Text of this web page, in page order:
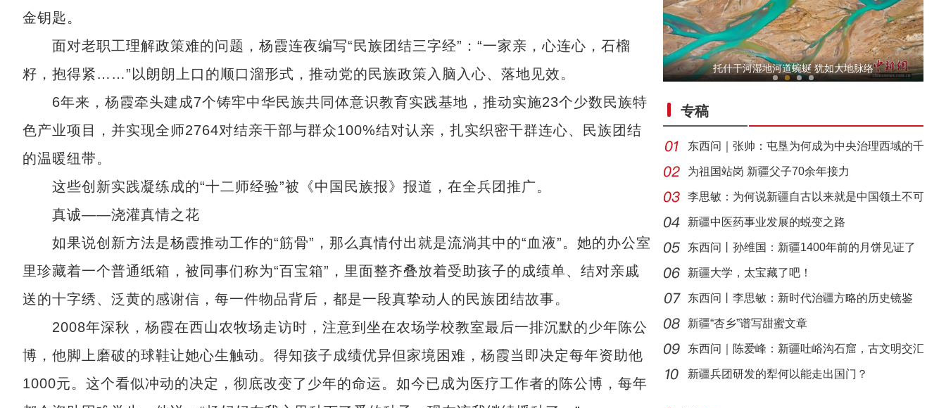
金钥匙。
面对老职工理解政策难的问题，杨霞连夜编写“民族团结三字经”：“一家亲，心连心，石榴
籽，抱得紧……”以朗朗上口的顺口溜形式，推动党的民族政策入脑入心、落地见效。
6年来，杨霞牵头建成7个铸牢中华民族共同体意识教育实践基地，推动实施23个少数民族特
色产业项目，并实现全师2764对结亲干部与群众100%结对认亲，扎实织密干群连心、民族团结
的温暖纽带。
这些创新实践凝练成的“十二师经验”被《中国民族报》报道，在全兵团推广。
真诚——浇灌真情之花
如果说创新方法是杨霞推动工作的“筋骨”，那么真情付出就是流淌其中的“血液”。她的办公室
里珍藏着一个普通纸箱，被同事们称为“百宝箱”，里面整齐叠放着受助孩子的成绩单、结对亲戚
送的十字绣、泛黄的感谢信，每一件物品背后，都是一段真挚动人的民族团结故事。
2008年深秋，杨霞在西山农牧场走访时，注意到坐在农场学校教室最后一排沉默的少年陈公
博，他脚上磨破的球鞋让她心生触动。得知孩子成绩优异但家境困难，杨霞当即决定每年资助他
1000元。这个看似冲动的决定，彻底改变了少年的命运。如今已成为医疗工作者的陈公博，每年
侨乡故事 | 当新疆遇见嘻哈：新生代音乐人“
侨乡故事 | 阿迪拉：我的十年 与古城共成长
托什干河湿地河道蜿蜒 犹如大地脉络
专稿
东西问｜张帅：屯垦为何成为中央治理西域的千
年良
为祖国站岗 新疆父子70余年接力
李思敏：为何说新疆自古以来就是中国领土不可
分割
新疆中医药事业发展的蜕变之路
东西问丨孙维国：新疆1400年前的月饼见证了
什么？
新疆大学，太宝藏了吧！
东西问丨李思敏：新时代治疆方略的历史镜鉴
新疆“杏乡”谱写甜蜜文章
东西问｜陈爱峰：新疆吐峪沟石窟，古文明交汇
见证
新疆兵团研发的犁何以能走出国门？